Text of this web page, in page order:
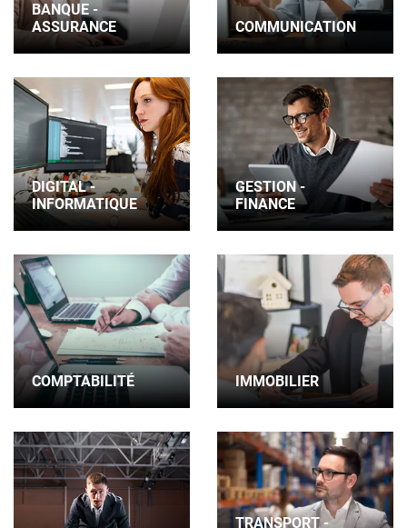
BANQUE -
ASSURANCE
COMMUNICATION
DIGITAL -
INFORMATIQUE
GESTION -
FINANCE
COMPTABILITÉ IMMOBILIER
TRANSPORT -